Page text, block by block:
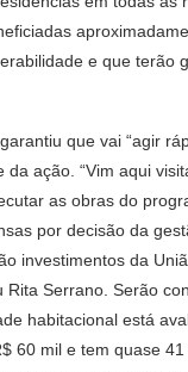
e que terão
que vai “agir
da ação. “Vim aqui
as obras do
por decisão da
investimentos da
Rita Serrano. Serão
habitacional está
60 mil e tem quase 41